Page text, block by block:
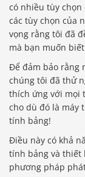
có nhiều tùy
các tùy chọn của
vọng rằng tôi đã
mà bạn muốn
Để đảm bảo rằng
chúng tôi đã thử
thích ứng với mọi
cho dù đó là máy
tính bảng!
Điều này có khả
tính bảng và thiết
phương pháp